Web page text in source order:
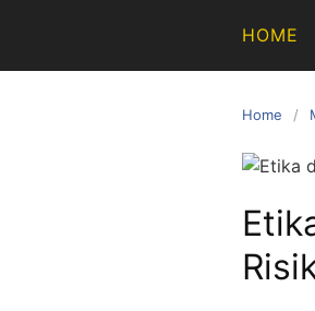
content
HOME
Home